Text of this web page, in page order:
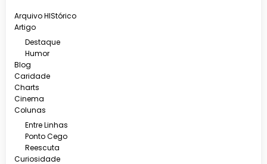
Arquivo HIStórico
Artigo
Destaque
Humor
Blog
Caridade
Charts
Cinema
Colunas
Entre Linhas
Ponto Cego
Reescuta
Curiosidade